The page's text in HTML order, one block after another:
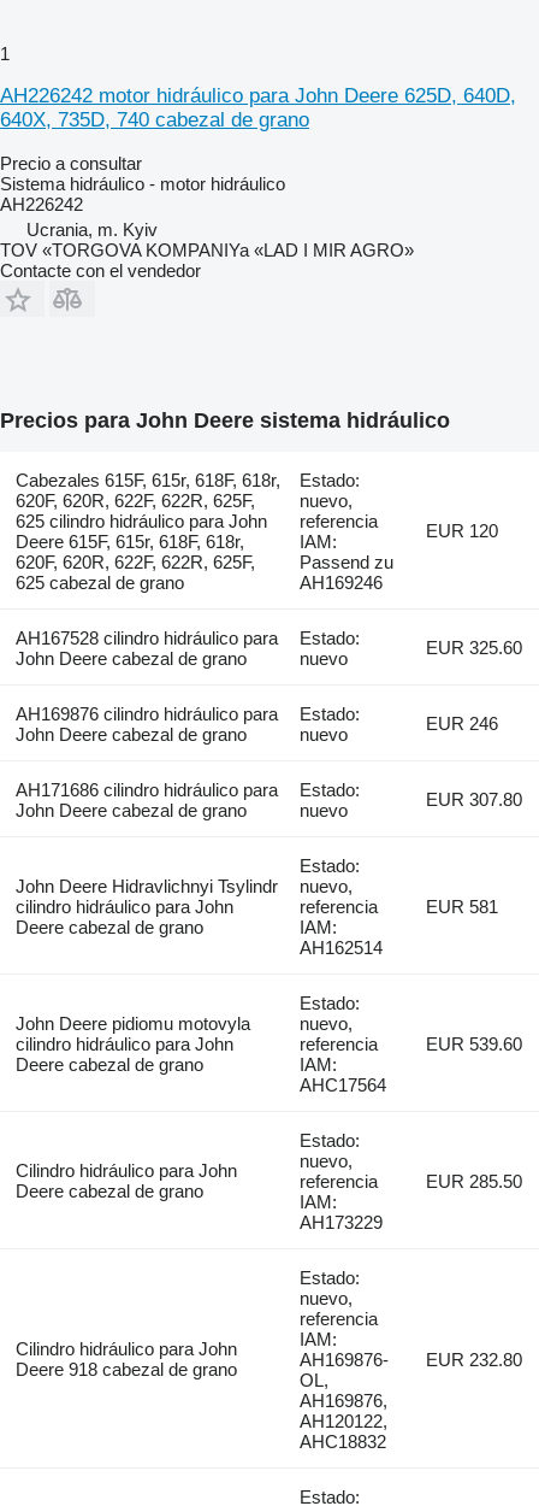
1
AH226242 motor hidráulico para John Deere 625D, 640D,
640X, 735D, 740 cabezal de grano
Precio a consultar
Sistema hidráulico - motor hidráulico
AH226242
Ucrania, m. Kyiv
TOV «TORGOVA KOMPANIYa «LAD I MIR AGRO»
Contacte con el vendedor
Precios para John Deere sistema hidráulico
Cabezales 615F, 615r, 618F, 618r,
620F, 620R, 622F, 622R, 625F,
625 cilindro hidráulico para John
Deere 615F, 615r, 618F, 618r,
620F, 620R, 622F, 622R, 625F,
625 cabezal de grano
Estado:
nuevo,
referencia
IAM:
Passend zu
AH169246
EUR 120
AH167528 cilindro hidráulico para
John Deere cabezal de grano
Estado:
nuevo
EUR 325.60
AH169876 cilindro hidráulico para
John Deere cabezal de grano
Estado:
nuevo
EUR 246
AH171686 cilindro hidráulico para
John Deere cabezal de grano
Estado:
nuevo
EUR 307.80
John Deere Hidravlichnyi Tsylindr
cilindro hidráulico para John
Deere cabezal de grano
Estado:
nuevo,
referencia
IAM:
AH162514
EUR 581
John Deere pidiomu motovyla
cilindro hidráulico para John
Deere cabezal de grano
Estado:
nuevo,
referencia
IAM:
AHC17564
EUR 539.60
Cilindro hidráulico para John
Deere cabezal de grano
Estado:
nuevo,
referencia
IAM:
AH173229
EUR 285.50
Cilindro hidráulico para John
Deere 918 cabezal de grano
Estado:
nuevo,
referencia
IAM:
AH169876-
OL,
AH169876,
AH120122,
AHC18832
EUR 232.80
Estado: